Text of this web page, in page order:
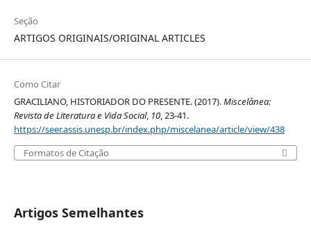
Seção
ARTIGOS ORIGINAIS/ORIGINAL ARTICLES
Como Citar
GRACILIANO, HISTORIADOR DO PRESENTE. (2017).Miscelânea:
Revista de Literatura e Vida Social, 10, 23-41.
https://seer.assis.unesp.br/index.php/miscelanea/article/view/438
Formatos de Citação
Artigos Semelhantes